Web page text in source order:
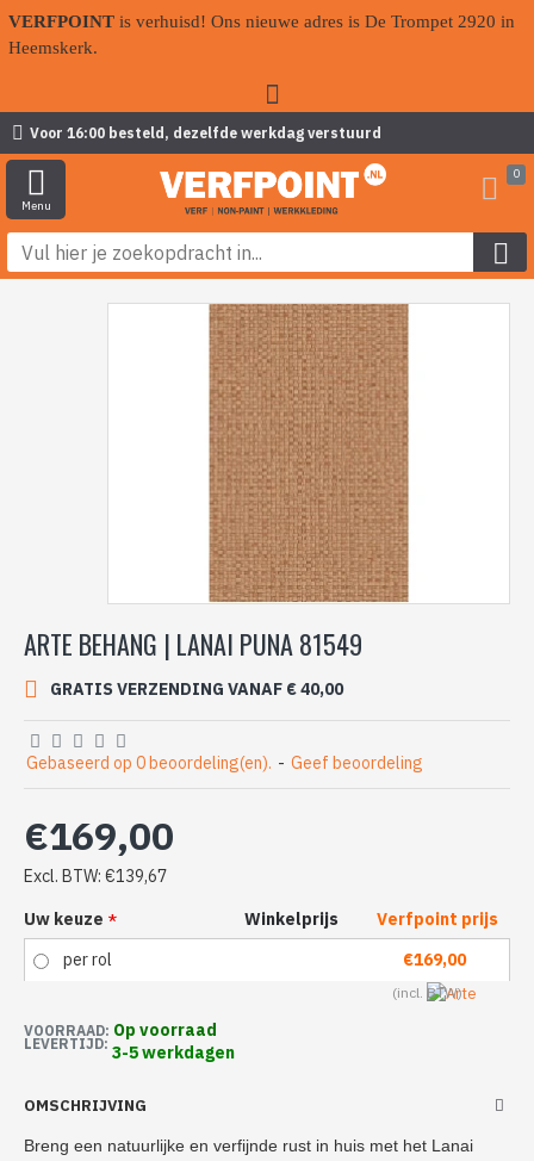
VERFPOINT is verhuisd! Ons nieuwe adres is De Trompet 2920 in
Heemskerk.
Voor 16:00 besteld, dezelfde werkdag verstuurd
0
ARTE BEHANG | LANAI PUNA 81549
GRATIS VERZENDING VANAF € 40,00
VOORRAAD: Op voorraad
LEVERTIJD: 3-5 werkdagen
Gebaseerd op 0 beoordeling(en). - Geef beoordeling
€169,00
Excl. BTW: €139,67
Uw keuze
Winkelprijs
Verfpoint prijs
€169,00
per rol
OMSCHRIJVING
Breng een natuurlijke en verfijnde rust in huis met het Lanai